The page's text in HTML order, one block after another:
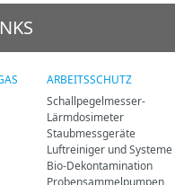
ARBEITSSCHUTZ
Schallpegelmesser-
Lärmdosimeter
Staubmessgeräte
Luftreiniger und
Bio-Dekontamination
Probensammelpumpen